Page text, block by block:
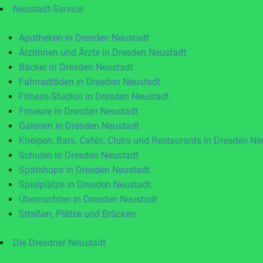
Neustadt-Service
Apotheken in Dresden Neustadt
Ärztinnen und Ärzte in Dresden Neustadt
Bäcker in Dresden Neustadt
Fahrradläden in Dresden Neustadt
Fitness-Studios in Dresden Neustadt
Friseure in Dresden Neustadt
Galerien in Dresden Neustadt
Kneipen, Bars, Cafés, Clubs und Restaurants in Dresden
Schulen in Dresden Neustadt
Spätshops in Dresden Neustadt
Spielplätze in Dresden Neustadt
Übernachten in Dresden Neustadt
Straßen, Plätze und Brücken
Die Dresdner Neustadt